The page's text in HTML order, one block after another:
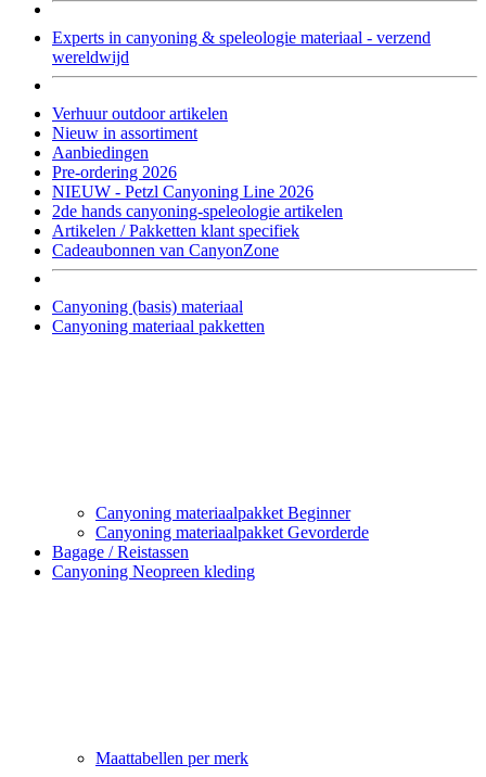
Experts in canyoning & speleologie materiaal - verzend
wereldwijd
Verhuur outdoor artikelen
Nieuw in assortiment
Aanbiedingen
Pre-ordering 2026
NIEUW - Petzl Canyoning Line 2026
2de hands canyoning-speleologie artikelen
Artikelen / Pakketten klant specifiek
Cadeaubonnen van CanyonZone
Canyoning (basis) materiaal
Canyoning materiaal pakketten
Canyoning materiaalpakket Beginner
Canyoning materiaalpakket Gevorderde
Bagage / Reistassen
Canyoning Neopreen kleding
Maattabellen per merk